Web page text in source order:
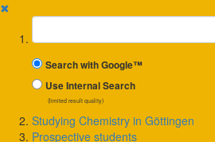
✖
Suchbegriff
Search with Google™
Use Internal Search
(limited result quality)
Studying Chemistry in Göttingen
Prospective students